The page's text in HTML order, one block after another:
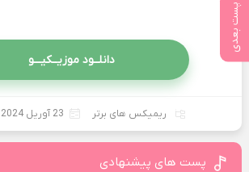
پست بعدی
دانلــود موزیــکیـــو
ریمیکس های برتر 23 آوریل 2024
پست های پیشنهادی